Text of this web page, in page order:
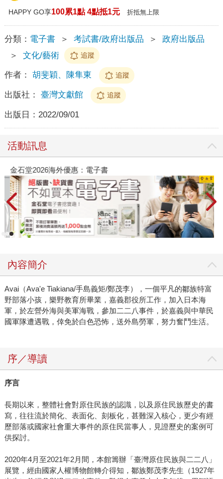
HAPPY GO享100累1點 4點抵1元 折抵無上限
分類： 電子書 ＞ 考試書/政府出版品 ＞
政府出版品
＞
文化/藝術 追蹤
作者： 胡斐穎、陳隼東 追蹤
出版社： 臺灣文獻館 追蹤
出版日： 2022/09/01
活動訊息
金石堂2026海外優惠：電子書
內容簡介
Avai（Ava'e Tiakiana/手島義矩/鄭茂李），一個平凡的鄒族特富
野部落小孩，樂野教育所畢業，嘉義郡役所工作，加入日本海
軍，於左營外海與美軍海戰，參加二二八事件，於嘉義與中華民
國軍隊遭遇戰，倖免於白色恐怖，送外島勞軍，努力奮鬥生活。
序／導讀
序言
長期以來，整體社會對原住民族的認識，以及原住民族歷史的書
寫，往往流於簡化、表面化、刻板化，甚難深入核心，更少有經
歷部落或國家社會重大事件的原住民當事人，見證歷史的案例可
供探討。
2020年4月至2021年2月間，本館籌辦「臺灣原住民族與二二八」
展覽，經由國家人權博物館轉介得知，鄒族鄭茂李先生（1927年